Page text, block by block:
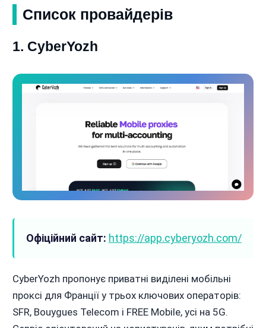
Список провайдерів
1. CyberYozh
Офіційний сайт: https://app.cyberyozh.com/
CyberYozh пропонує приватні виділені мобільні
проксі для Франції у трьох ключових операторів:
SFR, Bouygues Telecom і FREE Mobile, усі на 5G.